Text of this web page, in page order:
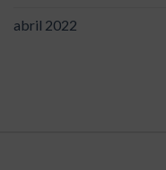
abril 2022